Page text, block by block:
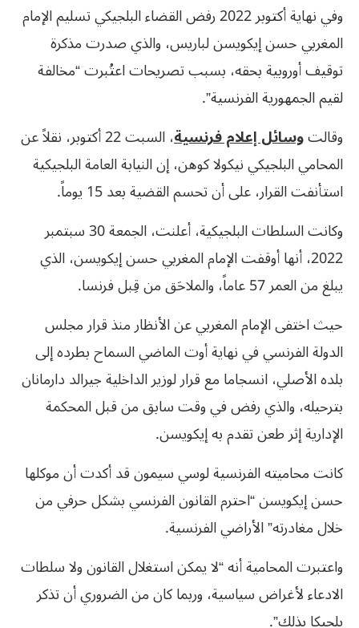
وفي نهاية أكتوبر 2022 رفض القضاء البلجيكي تسليم الإمام
المغربي حسن إيكويسن لباريس، والذي صدرت مذكرة
توقيف أوروبية بحقه، بسبب تصريحات اعتُبرت “مخالفة
لقيم الجمهورية الفرنسية”.
وقالتوسائل إعلام فرنسية
، السبت 22 أكتوبر، نقلاً عن
المحامي البلجيكي نيكولا كوهن، إن النيابة العامة البلجيكية
استأنفت القرار، على أن تحسم القضية بعد 15 يوماً.
وكانت السلطات البلجيكية، أعلنت، الجمعة 30 سبتمبر
2022، أنها أوقفت الإمام المغربي حسن إيكويسن، الذي
يبلغ من العمر 57 عاماً، والملاحَق من قِبل فرنسا.
حيث اختفى الإمام المغربي عن الأنظار منذ قرار مجلس
الدولة الفرنسي في نهاية أوت الماضي السماح بطرده إلى
بلده الأصلي، انسجاما مع قرار لوزير الداخلية جيرالد دارمانان
بترحيله، والذي رفض في وقت سابق من قبل المحكمة
الإدارية إثر طعن تقدم به إيكويسن.
كانت محاميته الفرنسية لوسي سيمون قد أكدت أن موكلها
حسن إيكويسن “احترم القانون الفرنسي بشكل حرفي من
خلال مغادرته” الأراضي الفرنسية.
واعتبرت المحامية أنه “لا يمكن استغلال القانون ولا سلطات
الادعاء لأغراض سياسية، وربما كان من الضروري أن تذكر
بلجيكا بذلك”.